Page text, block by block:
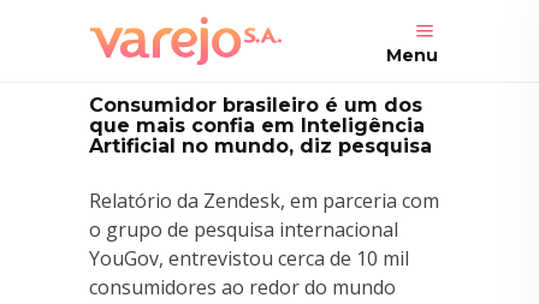
Menu
Consumidor brasileiro é um dos
que mais confia em Inteligência
Artificial no mundo, diz pesquisa
Relatório da Zendesk, em parceria com
o grupo de pesquisa internacional
YouGov, entrevistou cerca de 10 mil
consumidores ao redor do mundo